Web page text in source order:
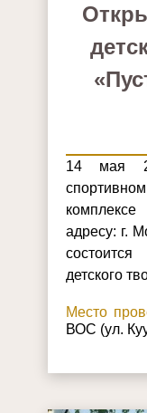
14 мая
адресу: г.
детского
Место
ВОС (ул.